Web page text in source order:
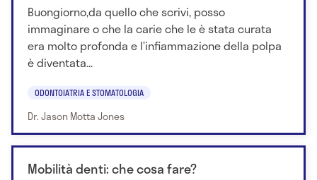
Buongiorno,da quello che scrivi, posso
immaginare o che la carie che le è stata curata
era molto profonda e l’infiammazione della polpa
è diventata...
ODONTOIATRIA E STOMATOLOGIA
Dr. Jason Motta Jones
Mobilità denti: che cosa fare?